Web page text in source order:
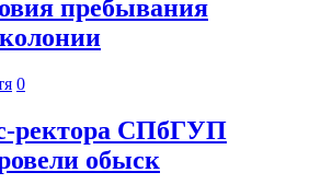
пребывания
0
ректора СПбГУП
обыск